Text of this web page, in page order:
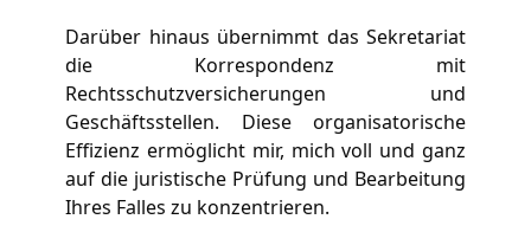
Darüber hinaus übernimmt das Sekretariat
die Korrespondenz mit
Rechtsschutzversicherungen und
Geschäftsstellen. Diese organisatorische
Effizienz ermöglicht mir, mich voll und ganz
auf die juristische Prüfung und Bearbeitung
Ihres Falles zu konzentrieren.